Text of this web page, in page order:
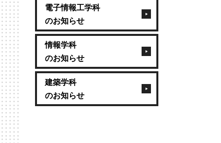
電子情報工学科
のお知らせ
情報学科
のお知らせ
建築学科
のお知らせ